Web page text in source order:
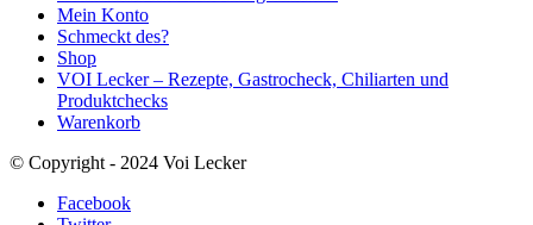
Mein Konto
Schmeckt des?
Shop
VOI Lecker – Rezepte, Gastrocheck, Chiliarten und
Produktchecks
Warenkorb
© Copyright - 2024 Voi Lecker
Facebook